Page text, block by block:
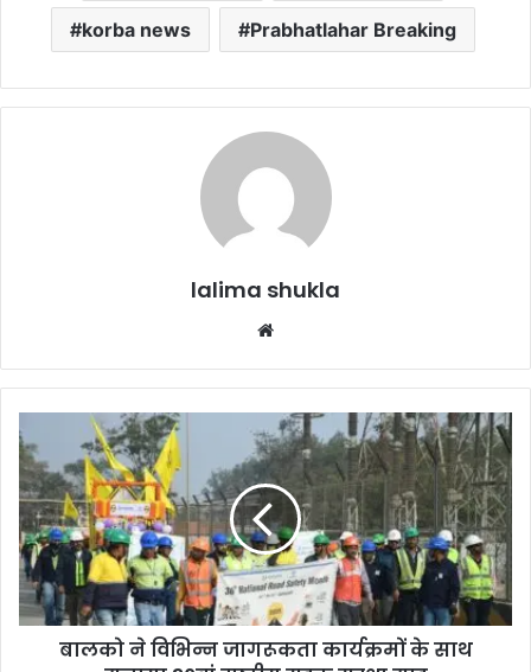
korba news Prabhatlahar Breaking
lalima shukla
ने
विभिन्न
जागरूकता
कार्यक्रमों
के
साथ
मनाया
36वां
बालको ने विभिन्न जागरूकता कार्यक्रमों के साथ